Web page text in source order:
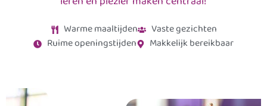
Warme maaltijden
Vaste gezichten
Ruime openingstijden
Makkelijk bereikbaar